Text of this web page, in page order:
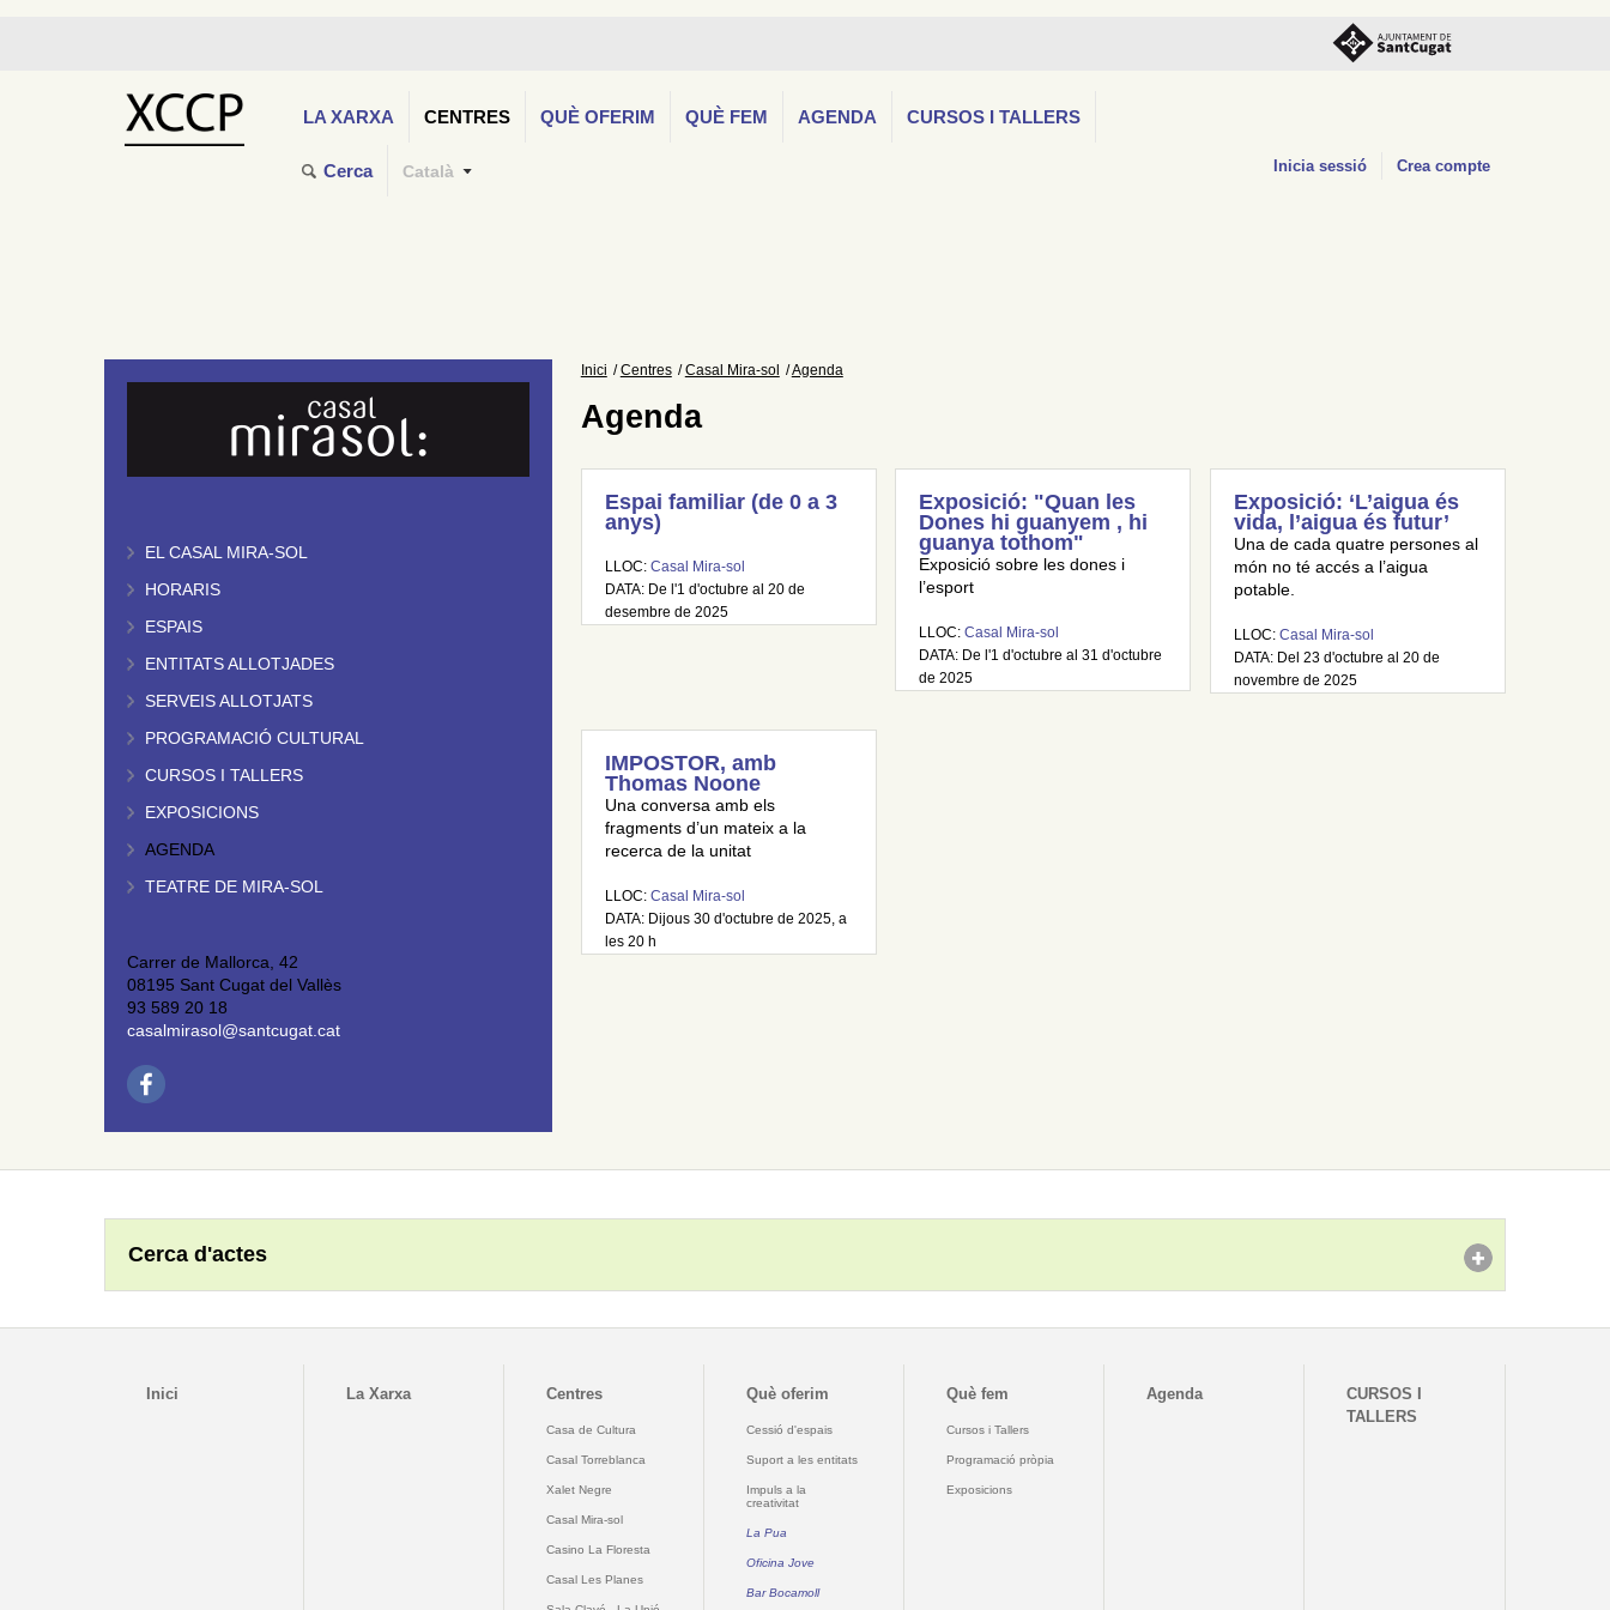
LA XARXA CENTRES QUÈ OFERIM QUÈ FEM AGENDA CURSOS I TALLERS
Cerca Català Inicia sessió Crea compte
EL CASAL MIRA-SOL
HORARIS
ESPAIS
ENTITATS ALLOTJADES
SERVEIS ALLOTJATS
PROGRAMACIÓ CULTURAL
CURSOS I TALLERS
EXPOSICIONS
AGENDA
TEATRE DE MIRA-SOL
Carrer de Mallorca, 42
08195 Sant Cugat del Vallès
93 589 20 18
casalmirasol@santcugat.cat
Inici Centres Casal Mira-sol Agenda
Agenda
Espai familiar (de 0 a 3
anys)
LLOC: Casal Mira-sol
DATA: De l'1 d'octubre al 20 de
desembre de 2025
Exposició: "Quan les
Dones hi guanyem , hi
guanya tothom"
Exposició sobre les dones i
l’esport
LLOC:Casal Mira-sol
DATA: De l'1 d'octubre al 31 d'octubre
de 2025
Exposició: ‘L’aigua és
vida, l’aigua és futur’
Una de cada quatre persones al
món no té accés a l’aigua
potable.
LLOC: Casal Mira-sol
DATA: Del 23 d'octubre al 20 de
novembre de 2025
IMPOSTOR, amb
Thomas Noone
Una conversa amb els
fragments d’un mateix a la
recerca de la unitat
LLOC: Casal Mira-sol
DATA: Dijous 30 d'octubre de 2025, a
les 20 h
Cerca d'actes
Inici La Xarxa Centres
Casa de Cultura
Casal Torreblanca
Xalet Negre
Casal Mira-sol
Casino La Floresta
Casal Les Planes
Què oferim
Cessió d'espais
Suport a les entitats
Impuls a la
creativitat
La Pua
Oficina Jove
Bar Bocamoll
Què fem
Cursos i Tallers
Programació pròpia
Exposicions
Agenda
CURSOS I
TALLERS